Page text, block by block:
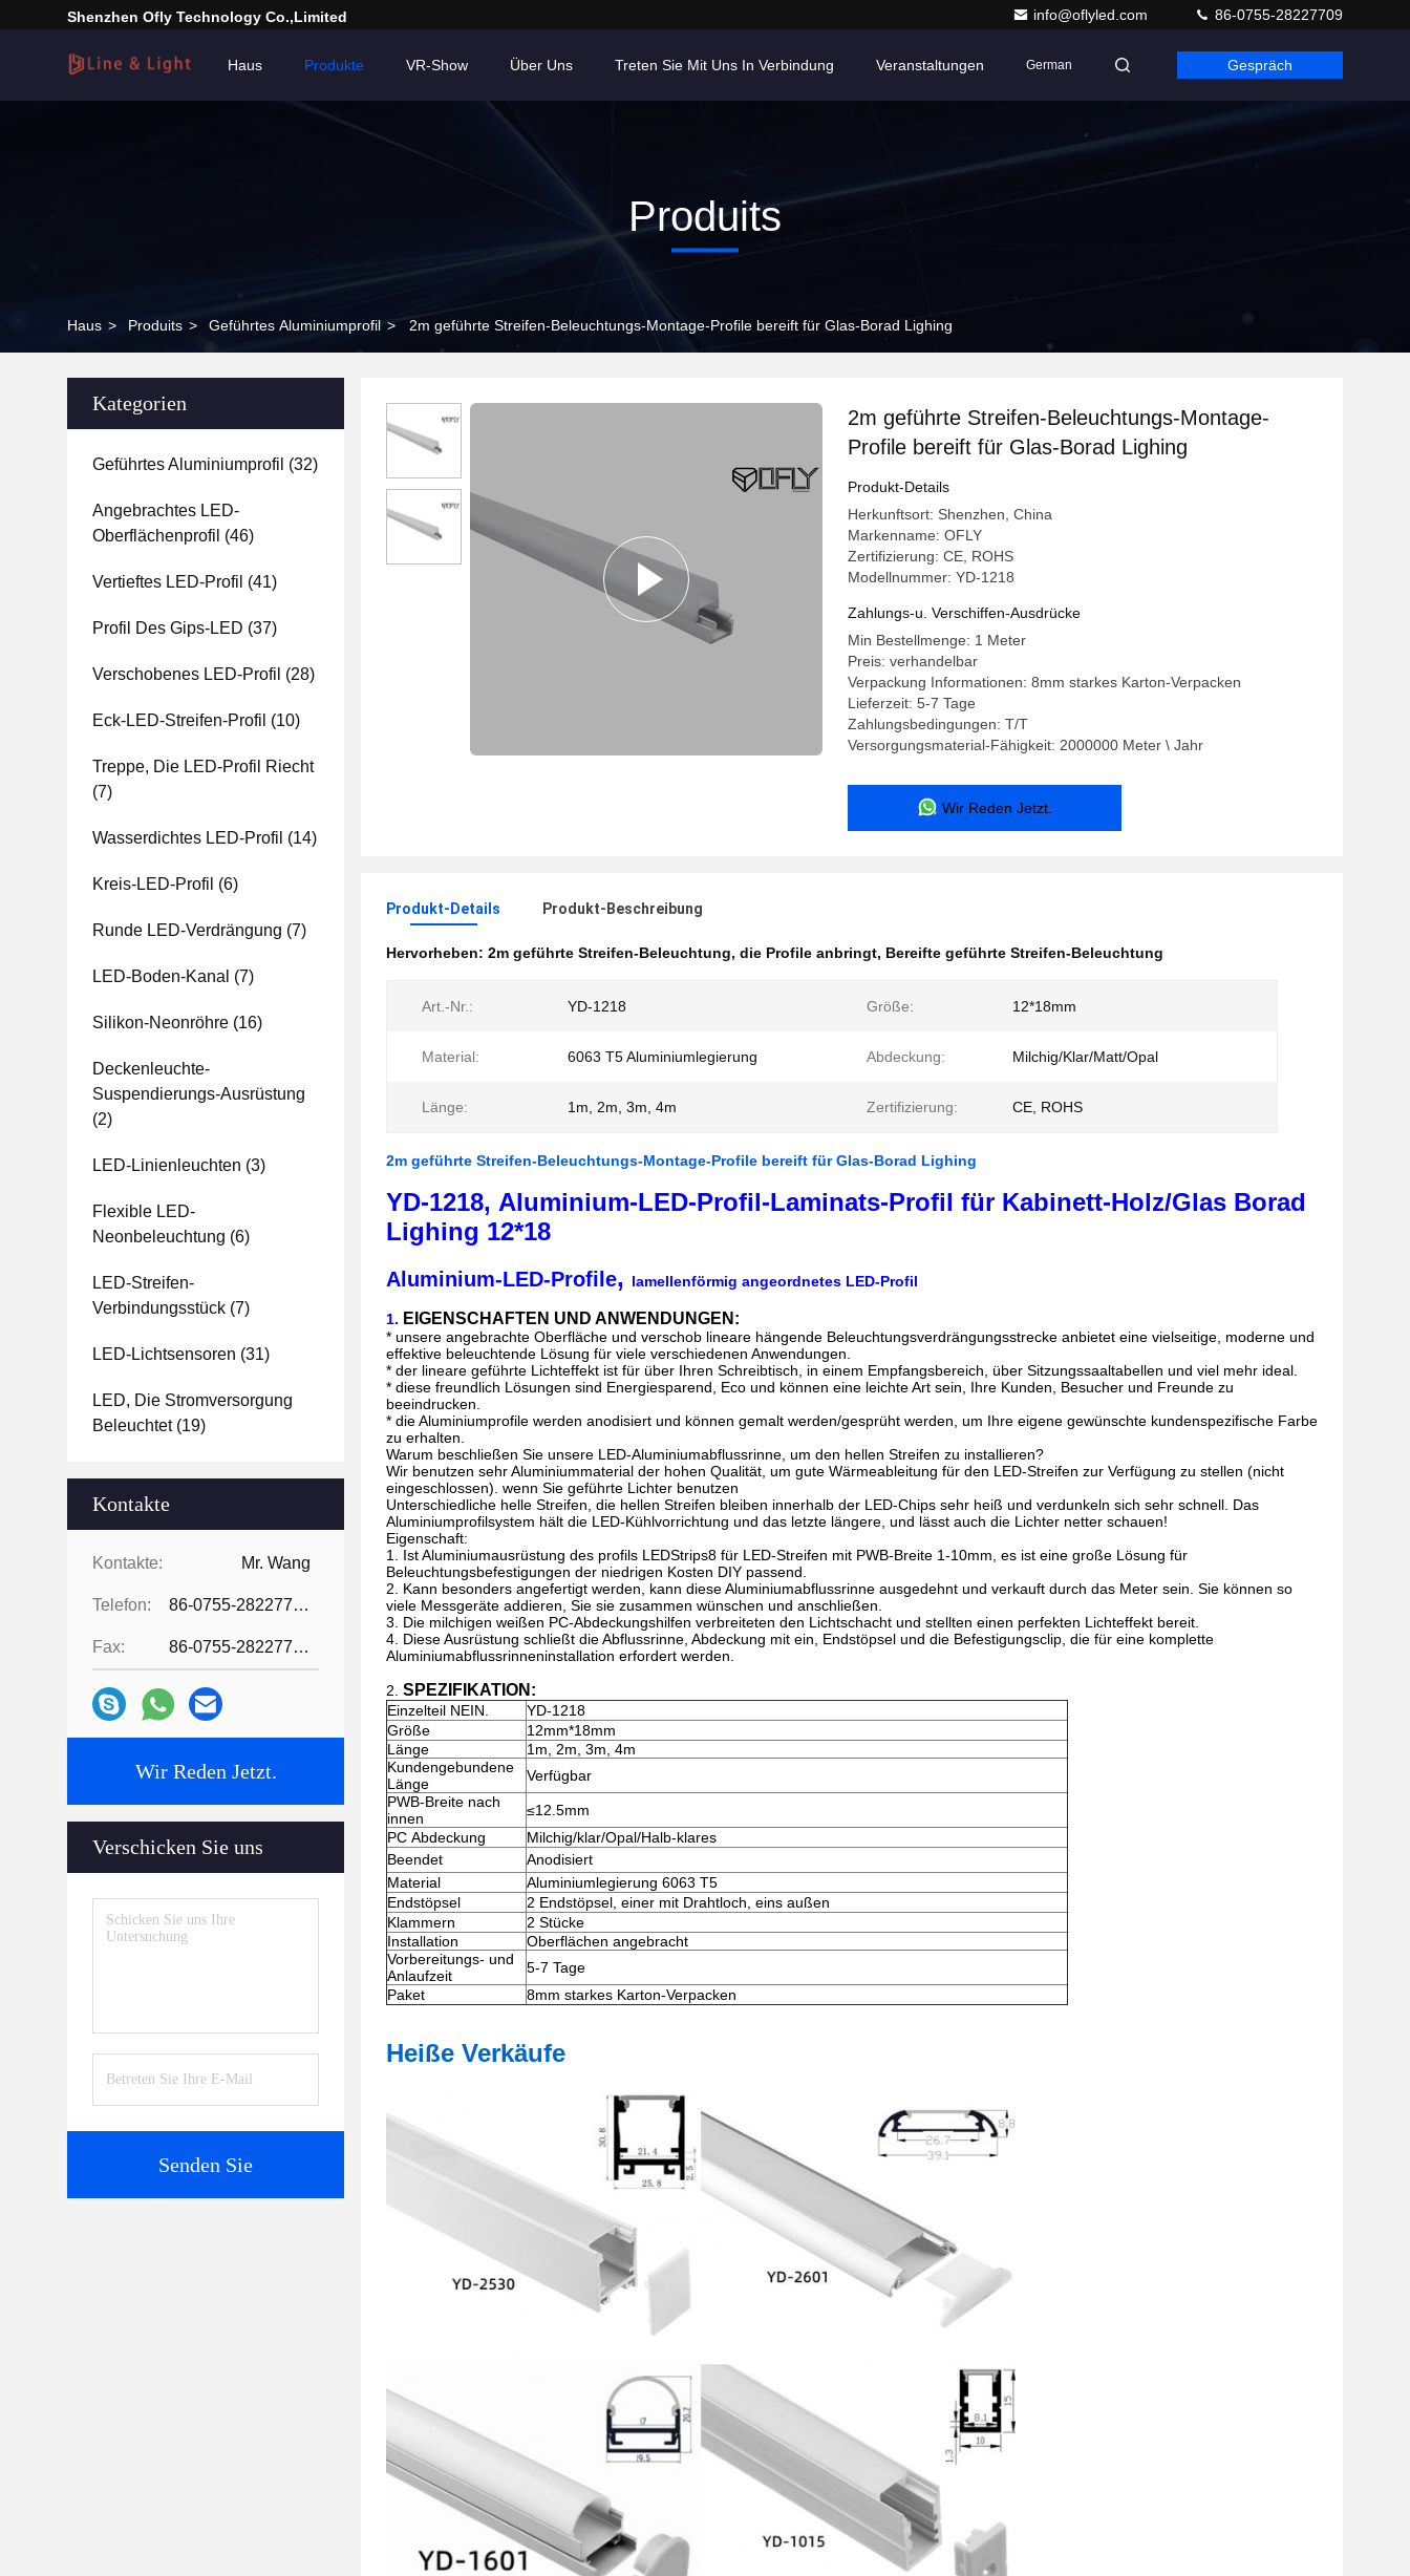
Shenzhen Ofly Technology Co.,Limited info@oflyled.com 86-0755-28227709
Haus Produkte VR-Show Über Uns Treten Sie Mit Uns In Verbindung Veranstaltungen German Gespräch
Produits
Haus > Produits > Geführtes Aluminiumprofil > 2m geführte Streifen-Beleuchtungs-Montage-Profile bereift für Glas-Borad Lighing
Kategorien
Geführtes Aluminiumprofil (32)
Angebrachtes LED-
Oberflächenprofil (46)
Vertieftes LED-Profil (41)
Profil Des Gips-LED (37)
Verschobenes LED-Profil (28)
Eck-LED-Streifen-Profil (10)
Treppe, Die LED-Profil Riecht
(7)
Wasserdichtes LED-Profil (14)
Kreis-LED-Profil (6)
Runde LED-Verdrängung (7)
LED-Boden-Kanal (7)
Silikon-Neonröhre (16)
Deckenleuchte-
Suspendierungs-Ausrüstung
(2)
LED-Linienleuchten (3)
Flexible LED-
Neonbeleuchtung (6)
LED-Streifen-
Verbindungsstück (7)
LED-Lichtsensoren (31)
LED, Die Stromversorgung
Beleuchtet(19)
Kontakte
Kontakte: Mr. Wang
Telefon: 86-0755-28227709
Fax: 86-0755-28227709
Wir Reden Jetzt.
Verschicken Sie uns
Senden Sie
2m geführte Streifen-Beleuchtungs-Montage-
Profile bereift für Glas-Borad Lighing
Produkt-Details
Herkunftsort: Shenzhen, China
Markenname: OFLY
Zertifizierung: CE, ROHS
Modellnummer: YD-1218
Zahlungs-u. Verschiffen-Ausdrücke
Min Bestellmenge: 1 Meter
Preis: verhandelbar
Verpackung Informationen: 8mm starkes Karton-Verpacken
Lieferzeit: 5-7 Tage
Zahlungsbedingungen: T/T
Versorgungsmaterial-Fähigkeit: 2000000 Meter \ Jahr
Wir Reden Jetzt.
Produkt-Details Produkt-Beschreibung
Hervorheben: 2m geführte Streifen-Beleuchtung, die Profile anbringt, Bereifte geführte Streifen-Beleuchtung
Art.-Nr.: YD-1218 Größe: 12*18mm
Material: 6063 T5 Aluminiumlegierung Abdeckung: Milchig/Klar/Matt/Opal
Länge: 1m, 2m, 3m, 4m Zertifizierung: CE, ROHS
2m geführte Streifen-Beleuchtungs-Montage-Profile bereift für Glas-Borad Lighing
YD-1218, Aluminium-LED-Profil-Laminats-Profil für Kabinett-Holz/Glas Borad
Lighing 12*18
Aluminium-LED-Profile, lamellenförmig angeordnetes LED-Profil
1. EIGENSCHAFTEN UND ANWENDUNGEN:
* unsere angebrachte Oberfläche und verschob lineare hängende Beleuchtungsverdrängungsstrecke anbietet eine vielseitige, moderne und
effektive beleuchtende Lösung für viele verschiedenen Anwendungen.
* der lineare geführte Lichteffekt ist für über Ihren Schreibtisch, in einem Empfangsbereich, über Sitzungssaaltabellen und viel mehr ideal.
* diese freundlich Lösungen sind Energiesparend, Eco und können eine leichte Art sein, Ihre Kunden, Besucher und Freunde zu
beeindrucken.
* die Aluminiumprofile werden anodisiert und können gemalt werden/gesprüht werden, um Ihre eigene gewünschte kundenspezifische Farbe
zu erhalten.
Warum beschließen Sie unsere LED-Aluminiumabflussrinne, um den hellen Streifen zu installieren?
Wir benutzen sehr Aluminiummaterial der hohen Qualität, um gute Wärmeableitung für den LED-Streifen zur Verfügung zu stellen (nicht
eingeschlossen). wenn Sie geführte Lichter benutzen
Unterschiedliche helle Streifen, die hellen Streifen bleiben innerhalb der LED-Chips sehr heiß und verdunkeln sich sehr schnell. Das
Aluminiumprofilsystem hält die LED-Kühlvorrichtung und das letzte längere, und lässt auch die Lichter netter schauen!
Eigenschaft:
1. Ist Aluminiumausrüstung des profils LEDStrips8 für LED-Streifen mit PWB-Breite 1-10mm, es ist eine große Lösung für
Beleuchtungsbefestigungen der niedrigen Kosten DIY passend.
2. Kann besonders angefertigt werden, kann diese Aluminiumabflussrinne ausgedehnt und verkauft durch das Meter sein. Sie können so
viele Messgeräte addieren, Sie sie zusammen wünschen und anschließen.
3. Die milchigen weißen PC-Abdeckungshilfen verbreiteten den Lichtschacht und stellten einen perfekten Lichteffekt bereit.
4. Diese Ausrüstung schließt die Abflussrinne, Abdeckung mit ein, Endstöpsel und die Befestigungsclip, die für eine komplette
Aluminiumabflussrinneninstallation erfordert werden.
2. SPEZIFIKATION:
Einzelteil NEIN.
YD-1218
Größe
12mm*18mm
Länge
1m, 2m, 3m, 4m
Kundengebundene
Länge
Verfügbar
PWB-Breite nach
innen
≤12.5mm
PC Abdeckung
Milchig/klar/Opal/Halb-klares
Beendet
Anodisiert
Material
Aluminiumlegierung 6063 T5
Endstöpsel
2 Endstöpsel, einer mit Drahtloch, eins außen
Klammern
2 Stücke
Installation
Oberflächen angebracht
Vorbereitungs- und
Anlaufzeit
5-7 Tage
Paket
8mm starkes Karton-Verpacken
Heiße Verkäufe